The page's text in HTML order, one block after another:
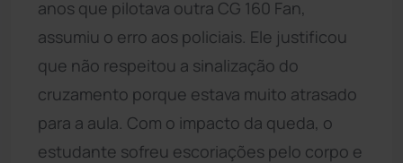
anos que pilotava outra CG 160 Fan,
assumiu o erro aos policiais. Ele justificou
que não respeitou a sinalização do
cruzamento porque estava muito atrasado
para a aula. Com o impacto da queda, o
estudante sofreu escoriações pelo corpo e